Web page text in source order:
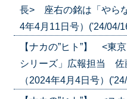
長> 座右の銘は「やら
4年4月11日号）('24/04/
【ナカの”ヒト”】 <東
シリーズ」広報担当
（2024年4月4日号）